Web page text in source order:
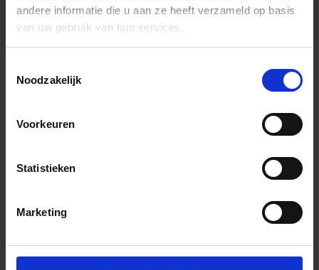
andere informatie die u aan ze heeft verzameld op basis
van uw gebruik van hun services.
Noodzakelijk
Voorkeuren
Statistieken
Marketing
Algemene informatie
Foto’s ({{photos.length}})